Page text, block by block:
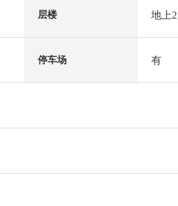
层楼 地上
停车场 有